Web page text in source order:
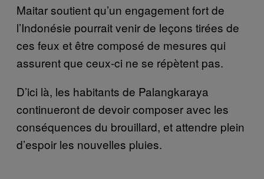
Maitar soutient qu’un engagement fort de
l’Indonésie pourrait venir de leçons tirées de
ces feux et être composé de mesures qui
assurent que ceux-ci ne se répètent pas.
D’ici là, les habitants de Palangkaraya
continueront de devoir composer avec les
conséquences du brouillard, et attendre plein
d’espoir les nouvelles pluies.